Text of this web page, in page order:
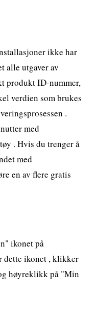
ikke har
alle utgaver av
produkt ID-nummer,
verdien som brukes
.
med
. Hvis du trenger å
med
en av flere gratis
ikonet på
dette ikonet , klikker
høyreklikk på "Min